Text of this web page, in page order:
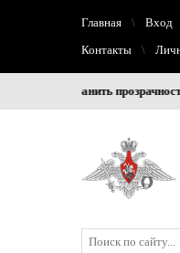
Главная Вход
Контакты
сохранить прозрачность и